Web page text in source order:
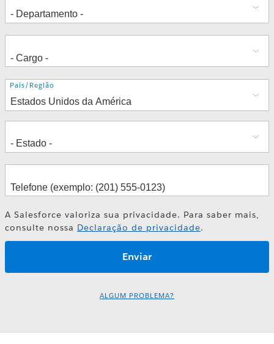
Endereço
País/Região
A Salesforce valoriza sua privacidade. Para saber mais,
consulte nossa Declaração de privacidade.
ALGUM PROBLEMA?